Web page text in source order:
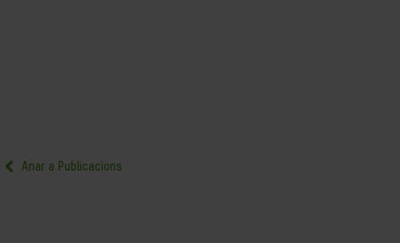
Anar a Publicacions